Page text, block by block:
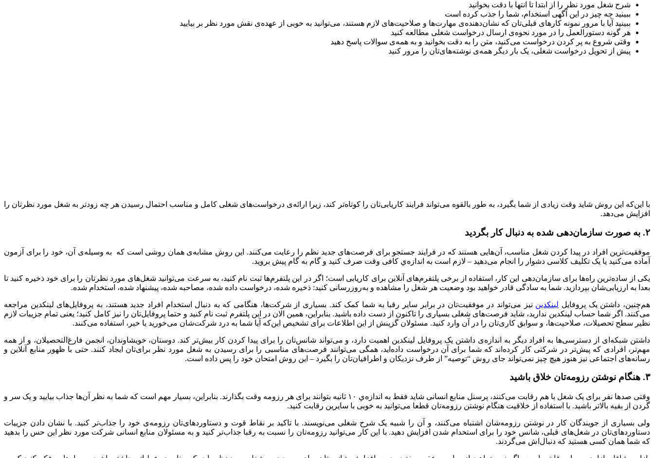
شرح شغل مورد نظر را از ابتدا تا انتها با دقت بخوانید
ببینید چه چیز در این آگهی استخدام، شما را جذب کرده است
ببینید آیا با مرور نمونه‌ کارهای قبلی‌تان که نشان‌دهنده‌ی مهارت‌ها و صلاحیت‌های لازم هستند، می‌توانید به خوبی از عهده‌ی نقش مورد نظر بر بیایید
هر گونه دستورالعمل را در مورد نحوه‌ی ارسال درخواست شغلی مطالعه کنید
وقتی شروع به پر کردن درخواست می‌کنید، متن را به دقت بخوانید و به همه‌ی سوالات پاسخ دهید
پیش از تحویل درخواست شغلی، یک بار دیگر همه‌ی نوشته‌های‌تان را مرور کنید
با این‌که این روش شاید وقت زیادی از شما بگیرد، به طور بالقوه می‌تواند فرایند کاریابی‌تان را کوتاه‌تر کند، زیرا ارائه‌ی درخواست‌های شغلی کامل و مناسب احتمال رسیدن هر چه زودتر به شغل مورد نظرتان را
افزایش می‌دهد.
۲. به صورت سازمان‌دهی شده به دنبال کار بگردید
موفقیت‌ترین افراد در پیدا کردن شغل مناسب، آن‌هایی هستند که در فرایند جستجو برای فرصت‌های جدید نظم را رعایت می‌کنند. این روش مشابه‌ی همان روشی است که به وسیله‌ی آن، خود را برای آزمون
آماده می‌کنید یا یک تکلیف کلاسی دشوار را انجام می‌دهید – لازم است به اندازه‌ي کافی وقت صرف کنید و گام به گام پیش بروید.
یکی از ساده‌ترین راه‌ها برای سازمان‌دهی این کار، استفاده از برخی پلتفرم‌های آنلاین برای کاریابی است؛ اگر در این پلتفرم‌ها ثبت نام کنید، به سرعت می‌توانید شغل‌های مورد نظرتان را برای خود ذخیره کنید تا
بعدا به ارزیابی‌شان بپردازید. شما به سادگی قادر خواهید بود وضعیت هر شغل را مشاهده و به‌روزرسانی کنید: ذخیره شده، درخواست داده شده، مصاحبه شده، پیشنهاد شده، استخدام شده.
هم‌چنین، داشتن یک پروفایل لینکدین نیز می‌تواند در موفقیت‌تان در برابر سایر رقبا به شما کمک کند. بسیاری از شرکت‌ها، هنگامی که به دنبال استخدام افراد جدید هستند، به پروفایل‌های لینکدین مراجعه
می‌کنند. اگر شما حساب لینکدین ندارید، شاید فرصت‌های شغلی بسیاری را تاکنون از دست داده باشید. بنابراین، همین الان در این پلتفرم ثبت نام کنید و حتما پروفایل‌تان را نیز کامل کنید؛ یعنی تمام جزییات لازم
نظیر سطح تحصیلات، صلاحیت‌ها، و سوابق کاری‌تان را در آن وارد کنید. مسئولان گزینش از این اطلاعات برای تشخیص این‌که آیا شما به درد شرکت‌شان می‌خورید یا خیر، استفاده می‌کنند.
داشتن شبکه‌ای از دسترسی‌ها به افراد دیگر به اندازه‌ی داشتن یک پروفایل لینکدین اهمیت دارد، و می‌تواند شانس‌تان را برای پیدا کردن کار بیش‌تر کند. دوستان، خویشاوندان، انجمن فارغ‌التحصیلان، و از همه
مهم‌تر، افرادی که پیش‌تر در شرکتی کار کرده‌اند که شما برای آن درخواست داده‌اید، همگی می‌توانند فرصت‌های مناسبی را برای رسیدن به شغل مورد نظر برای‌تان ایجاد کنند. حتی با ظهور منابع آنلاین و
رسانه‌های اجتماعی نیز هنوز هیچ چیز نمی‌تواند جای روش “‌توصیه‌‌” از طرف نزدیکان و اطرافیان‌تان را بگیرد – این روش امتحان خود را پس داده است.
۳. هنگام نوشتن رزومه‌تان خلاق باشید
وقتی صدها نفر برای یک شغل با هم رقابت می‌کنند، پرسنل منابع انسانی شاید فقط به اندازه‌ي ۱۰ ثانیه بتوانند برای هر رزومه وقت بگذارند. بنابراین، بسیار مهم است که شما به نظر آن‌ها جذاب بیایید و یک سر و
گردن از بقیه بالاتر باشید. با استفاده از خلاقیت هنگام نوشتن رزومه‌تان قطعا می‌توانید به خوبی با سایرین رقابت کنید.
ولی بسیاری از جویندگان کار در نوشتن رزومه‌شان اشتباه می‌کنند، و آن را شبیه یک شرح شغلی می‌نویسند. با تاکید بر نقاط قوت و دستاوردهای‌تان رزومه‌ی خود را جذاب‌تر کنید. با نشان دادن جزییات
دستاوردهای‌تان در شغل‌های قبلی، شانس‌ خود را برای استخدام شدن افزایش دهید. با این کار می‌توانید رزومه‌تان را نسبت به رقبا جذاب‌تر کنید و به مسئولان منابع انسانی شرکت مورد نظر این حس را بدهید
که شما همان کسی هستید که دنبال‌اش می‌گردند.